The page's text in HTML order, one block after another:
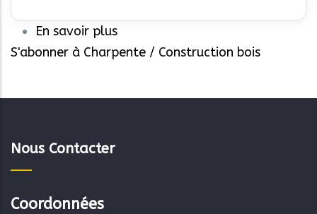
En savoir plus
AJ
S'abonner à Charpente / Construction bois
Nous Contacter
Coordonnées